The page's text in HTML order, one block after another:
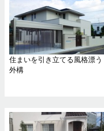
住まいを引き立てる風格漂う
外構